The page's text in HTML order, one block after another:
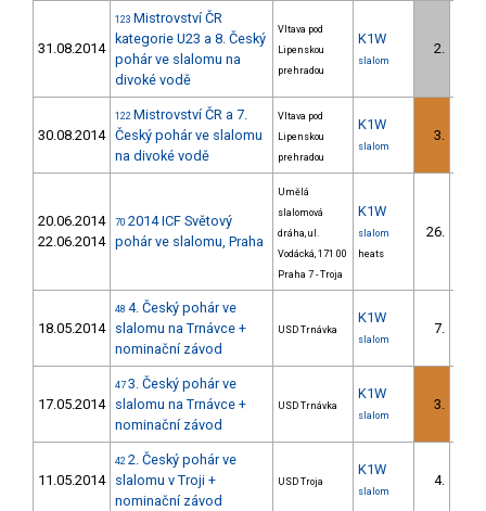
31.08.2014
123 Mistrovství ČR
kategorie U23 a 8. Český
pohár ve slalomu na
divoké vodě
Vltava pod
Lipenskou
prehradou
K1W
slalom
2.
30.08.2014
122 Mistrovství ČR a 7.
Český pohár ve slalomu
na divoké vodě
Vltava pod
Lipenskou
prehradou
K1W
slalom
3.
20.06.2014
22.06.2014
70 2014 ICF Světový
pohár ve slalomu, Praha
Umělá
slalomová
dráha, ul.
Vodácká, 171 00
Praha 7 - Troja
K1W
slalom
heats
26.
18.05.2014
48 4. Český pohár ve
slalomu na Trnávce +
nominační závod
USD Trnávka
K1W
slalom
7.
17.05.2014
47 3. Český pohár ve
slalomu na Trnávce +
nominační závod
USD Trnávka
K1W
slalom
3.
11.05.2014
42 2. Český pohár ve
slalomu v Troji +
nominační závod
USD Troja
K1W
slalom
4.